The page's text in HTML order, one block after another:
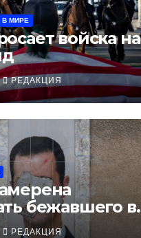
В МИРЕ
войска на
РЕДАКЦИЯ
бежавшего в
диктатора
РЕДАКЦИЯ